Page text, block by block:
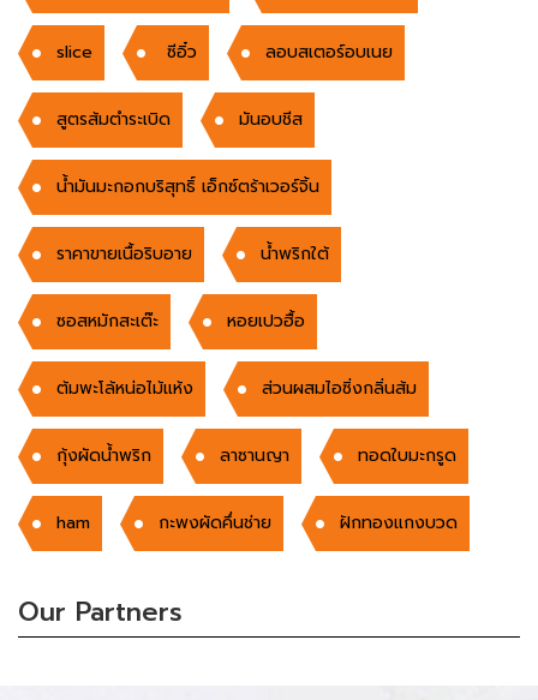
slice ซีอิ๋ว ลอบสเตอร์อบเนย
สูตรส้มตำระเบิด มันอบชีส
น้ำมันมะกอกบริสุทธิ์ เอ็กซ์ตร้าเวอร์จิ้น
ราคาขายเนื้อริบอาย น้ำพริกใต้
ซอสหมักสะเต๊ะ หอยเปวฮื้อ
ต้มพะโล้หน่อไม้แห้ง ส่วนผสมไอซิ่งกลิ่นส้ม
กุ้งผัดน้ำพริก ลาซานญา ทอดใบมะกรูด
ham กะพงผัดคึ่นช่าย ฝักทองแกงบวด
Our Partners